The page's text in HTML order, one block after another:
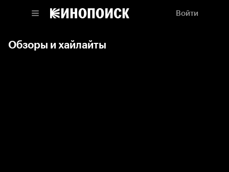
Войти
Обзоры и хайлайты